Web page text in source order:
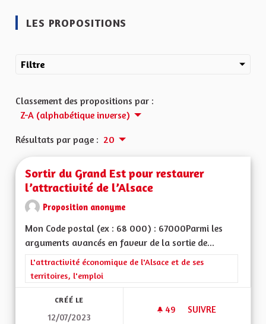
LES PROPOSITIONS
Filtre
Classement des propositions par :
Z-A (alphabétique inverse)
Résultats par page : 20
Sortir du Grand Est pour restaurer
l’attractivité de l’Alsace
Proposition anonyme
Mon Code postal (ex : 68 000) : 67000Parmi les
arguments avancés en faveur de la sortie de...
Filtrer les résultats de la catégorie : L'attractivité
L'attractivité économique de l'Alsace et de ses
territoires, l'emploi
CRÉÉ LE
12/07/2023
49 49 ABONNÉS
SUIVRE